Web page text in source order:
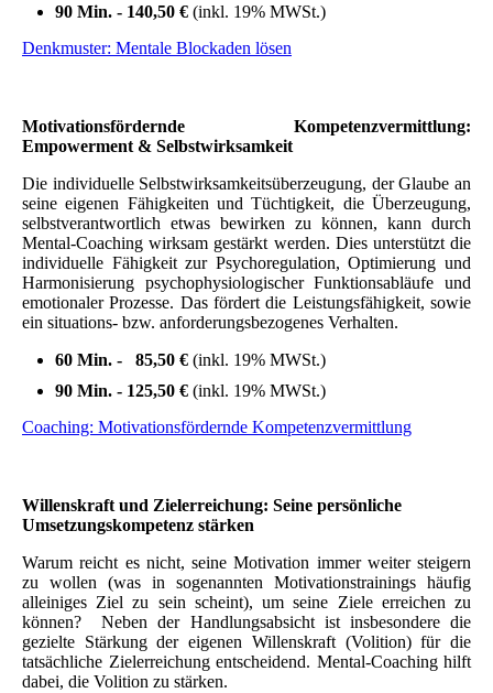
90 Min. - 140,50 € (inkl. 19% MWSt.)
Denkmuster: Mentale Blockaden lösen
Motivationsfördernde Kompetenzvermittlung:
Empowerment & Selbstwirksamkeit
Die individuelle Selbstwirksamkeitsüberzeugung, der Glaube an
seine eigenen Fähigkeiten und Tüchtigkeit, die Überzeugung,
selbstverantwortlich etwas bewirken zu können, kann durch
Mental-Coaching wirksam gestärkt werden. Dies unterstützt die
individuelle Fähigkeit zur Psychoregulation, Optimierung und
Harmonisierung psychophysiologischer Funktionsabläufe und
emotionaler Prozesse. Das fördert die Leistungsfähigkeit, sowie
ein situations- bzw. anforderungsbezogenes Verhalten.
60 Min. - 85,50 € (inkl. 19% MWSt.)
90 Min. - 125,50 € (inkl. 19% MWSt.)
Coaching: Motivationsfördernde Kompetenzvermittlung
Willenskraft und Zielerreichung: Seine persönliche
Umsetzungskompetenz stärken
Warum reicht es nicht, seine Motivation immer weiter steigern
zu wollen (was in sogenannten Motivationstrainings häufig
alleiniges Ziel zu sein scheint), um seine Ziele erreichen zu
können? Neben der Handlungsabsicht ist insbesondere die
gezielte Stärkung der eigenen Willenskraft (Volition) für die
tatsächliche Zielerreichung entscheidend. Mental-Coaching hilft
dabei, die Volition zu stärken.